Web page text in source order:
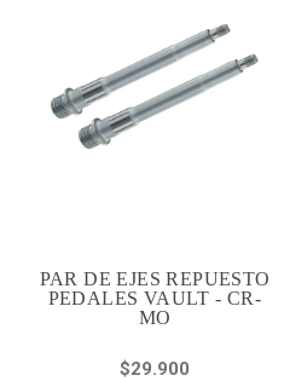
PAR DE EJES REPUESTO
PEDALES VAULT - CR-
MO
$29.900